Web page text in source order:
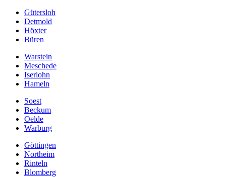
Gütersloh
Detmold
Höxter
Büren
Warstein
Meschede
Iserlohn
Hameln
Soest
Beckum
Oelde
Warburg
Göttingen
Northeim
Rinteln
Blomberg